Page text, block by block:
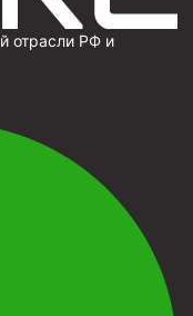
отрасли РФ и